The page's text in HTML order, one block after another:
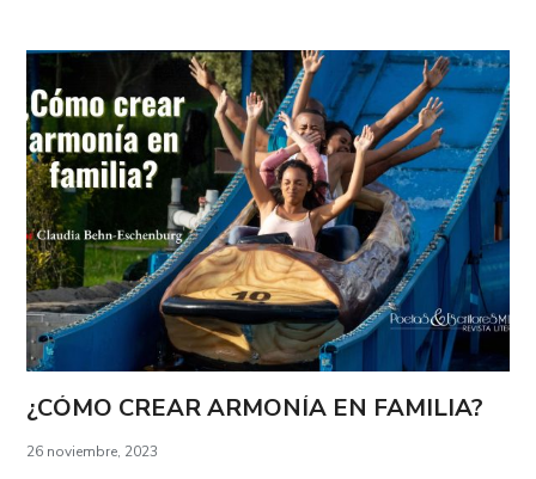
¿CÓMO CREAR ARMONÍA EN FAMILIA?
26 noviembre, 2023